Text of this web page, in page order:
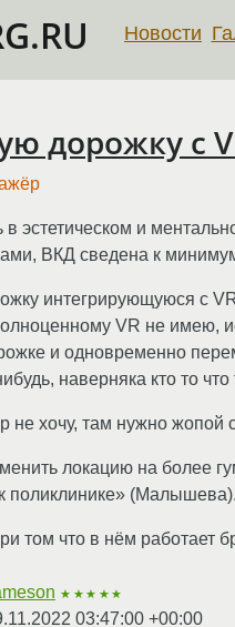
Новости
дорожку с
в эстетическом и
ВКД сведена к
интегрирующуюся с
VR не имею,
и одновременно
наверняка кто то
не хочу, там нужно жопой
локацию на более
поликлинике» (Малышева).
том что в нём работает
★★★★★
03:47:00 +00:00